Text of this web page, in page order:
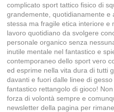
complicato sport tattico fisico di
grandemente, quotidianamente e
stessa ma fragile etica interiore e
lavoro quotidiano da svolgere
personale organico senza
inutile mentale nel fantastico e
contemporaneo dello sport vero
ed esprime nella vita dura di tutti
davanti e fuori dalle linee di
fantastico rettangolo di gioco!
forza di volontà sempre e
newsletter della pagina per